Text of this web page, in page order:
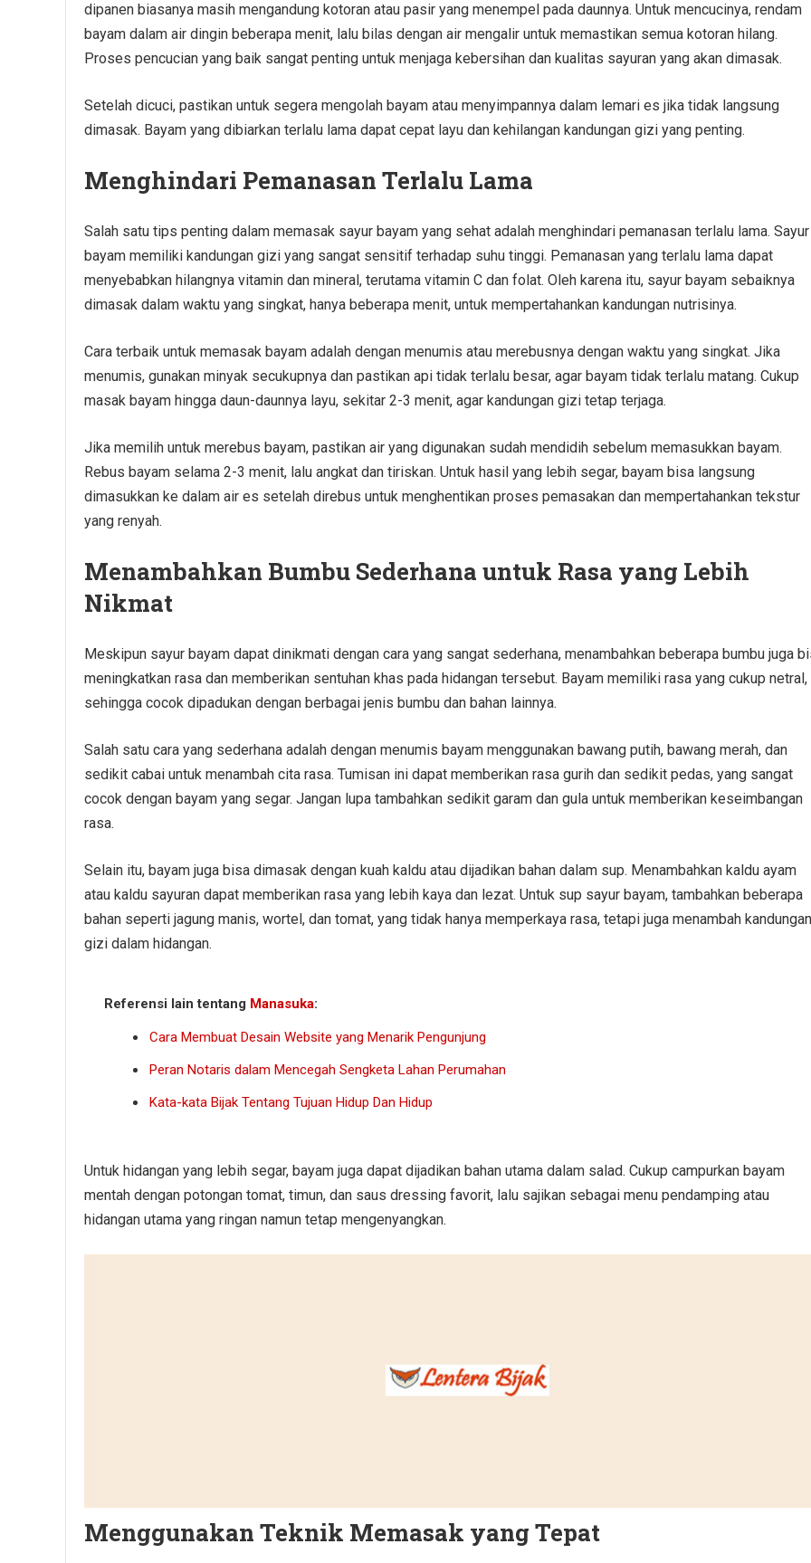
dipanen biasanya masih mengandung kotoran atau pasir yang menempel pada daunnya. Untuk mencucinya, rendam
bayam dalam air dingin beberapa menit, lalu bilas dengan air mengalir untuk memastikan semua kotoran hilang.
Proses pencucian yang baik sangat penting untuk menjaga kebersihan dan kualitas sayuran yang akan dimasak.
Setelah dicuci, pastikan untuk segera mengolah bayam atau menyimpannya dalam lemari es jika tidak langsung
dimasak. Bayam yang dibiarkan terlalu lama dapat cepat layu dan kehilangan kandungan gizi yang penting.
Menghindari Pemanasan Terlalu Lama
Salah satu tips penting dalam memasak sayur bayam yang sehat adalah menghindari pemanasan terlalu lama. Sayur
bayam memiliki kandungan gizi yang sangat sensitif terhadap suhu tinggi. Pemanasan yang terlalu lama dapat
menyebabkan hilangnya vitamin dan mineral, terutama vitamin C dan folat. Oleh karena itu, sayur bayam sebaiknya
dimasak dalam waktu yang singkat, hanya beberapa menit, untuk mempertahankan kandungan nutrisinya.
Cara terbaik untuk memasak bayam adalah dengan menumis atau merebusnya dengan waktu yang singkat. Jika
menumis, gunakan minyak secukupnya dan pastikan api tidak terlalu besar, agar bayam tidak terlalu matang. Cukup
masak bayam hingga daun-daunnya layu, sekitar 2-3 menit, agar kandungan gizi tetap terjaga.
Jika memilih untuk merebus bayam, pastikan air yang digunakan sudah mendidih sebelum memasukkan bayam.
Rebus bayam selama 2-3 menit, lalu angkat dan tiriskan. Untuk hasil yang lebih segar, bayam bisa langsung
dimasukkan ke dalam air es setelah direbus untuk menghentikan proses pemasakan dan mempertahankan tekstur
yang renyah.
Menambahkan Bumbu Sederhana untuk Rasa yang Lebih
Nikmat
Meskipun sayur bayam dapat dinikmati dengan cara yang sangat sederhana, menambahkan beberapa bumbu juga
meningkatkan rasa dan memberikan sentuhan khas pada hidangan tersebut. Bayam memiliki rasa yang cukup netral,
sehingga cocok dipadukan dengan berbagai jenis bumbu dan bahan lainnya.
Salah satu cara yang sederhana adalah dengan menumis bayam menggunakan bawang putih, bawang merah, dan
sedikit cabai untuk menambah cita rasa. Tumisan ini dapat memberikan rasa gurih dan sedikit pedas, yang sangat
cocok dengan bayam yang segar. Jangan lupa tambahkan sedikit garam dan gula untuk memberikan keseimbangan
rasa.
Selain itu, bayam juga bisa dimasak dengan kuah kaldu atau dijadikan bahan dalam sup. Menambahkan kaldu ayam
atau kaldu sayuran dapat memberikan rasa yang lebih kaya dan lezat. Untuk sup sayur bayam, tambahkan beberapa
bahan seperti jagung manis, wortel, dan tomat, yang tidak hanya memperkaya rasa, tetapi juga menambah kandungan
gizi dalam hidangan.
Referensi lain tentang Manasuka:
Cara Membuat Desain Website yang Menarik Pengunjung
Peran Notaris dalam Mencegah Sengketa Lahan Perumahan
Kata-kata Bijak Tentang Tujuan Hidup Dan Hidup
Untuk hidangan yang lebih segar, bayam juga dapat dijadikan bahan utama dalam salad. Cukup campurkan bayam
mentah dengan potongan tomat, timun, dan saus dressing favorit, lalu sajikan sebagai menu pendamping atau
hidangan utama yang ringan namun tetap mengenyangkan.
Menggunakan Teknik Memasak yang Tepat